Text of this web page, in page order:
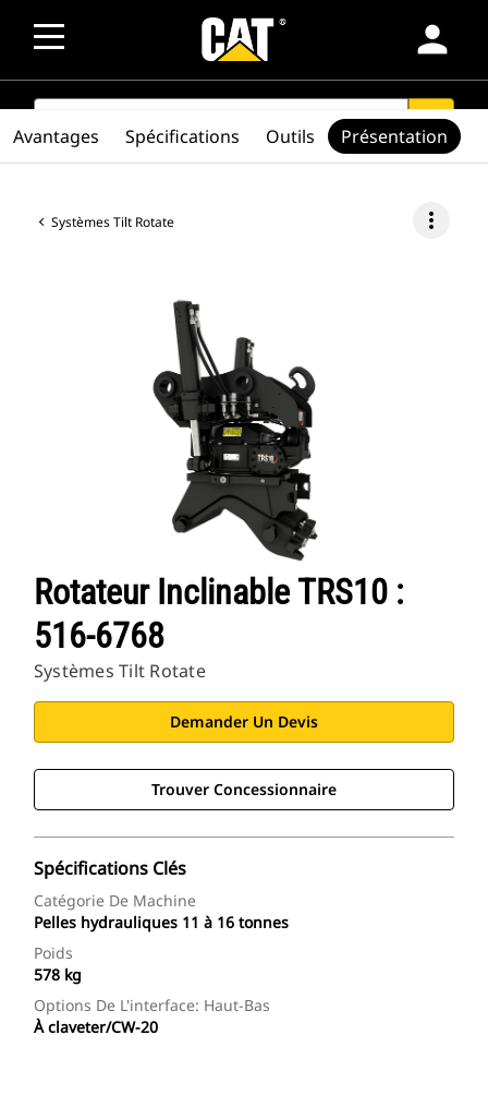
person
SEARCH search
Systèmes Tilt Rotate more_vert
Rotateur Inclinable TRS10 :
516-6768
Systèmes Tilt Rotate
Demander Un Devis
Trouver Concessionnaire
Spécifications Clés
Catégorie De Machine
Pelles hydrauliques 11 à 16 tonnes
Poids
578 kg
Options De L'interface: Haut-Bas
À claveter/CW-20
Avantages Spécifications Outils Présentation